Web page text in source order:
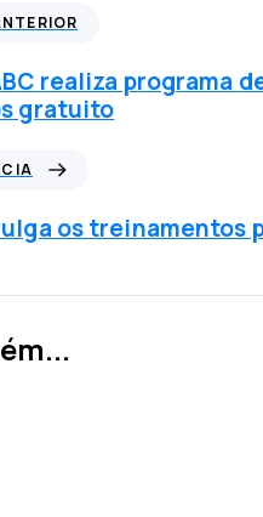
realiza programa
gratuito
os treinamentos